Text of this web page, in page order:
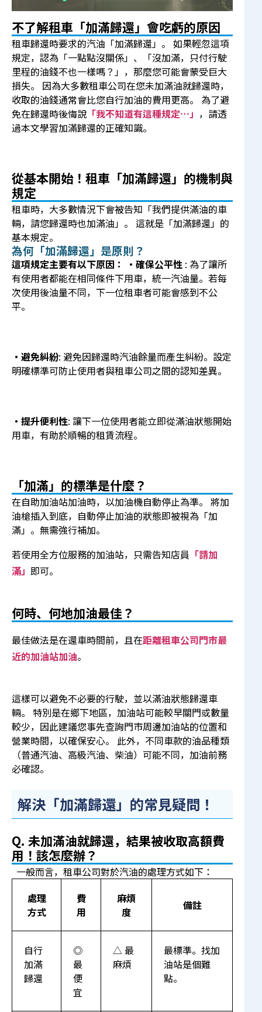
不了解租車「加滿歸還」會吃虧的原因
租車歸還時要求的汽油「加滿歸還」。 如果輕忽這項
規定，認為「一點點沒關係」、「沒加滿，只付行駛
里程的油錢不也一樣嗎？」，那麼您可能會蒙受巨大
損失。 因為大多數租車公司在您未加滿油就歸還時，
收取的油錢通常會比您自行加油的費用更高。 為了避
免在歸還時後悔說 「我不知道有這種規定…」 ，請透
過本文學習加滿歸還的正確知識。
從基本開始！租車「加滿歸還」的機制與
規定
租車時，大多數情況下會被告知「我們提供滿油的車
輛，請您歸還時也加滿油」。 這就是「加滿歸還」的
基本規定。
為何「加滿歸還」是原則？
這項規定主要有以下原因： ・確保公平性 : 為了讓所
有使用者都能在相同條件下用車，統一汽油量。若每
次使用後油量不同，下一位租車者可能會感到不公
平。
・避免糾紛: 避免因歸還時汽油餘量而產生糾紛。設定
明確標準可防止使用者與租車公司之間的認知差異。
・提升便利性: 讓下一位使用者能立即從滿油狀態開始
用車，有助於順暢的租賃流程。
「加滿」的標準是什麼？
在自助加油站加油時，以加油機自動停止為準。 將加
油槍插入到底，自動停止加油的狀態即被視為「加
滿」。無需強行補加。
若使用全方位服務的加油站，只需告知店員 「請加
滿」 即可。
何時、何地加油最佳？
最佳做法是在還車時間前，且在距離租車公司門市最
近的加油站加油。
這樣可以避免不必要的行駛，並以滿油狀態歸還車
輛。 特別是在鄉下地區，加油站可能較早關門或數量
較少，因此建議您事先查詢門市周邊加油站的位置和
營業時間，以確保安心。 此外，不同車款的油品種類
（普通汽油、高級汽油、柴油）可能不同，加油前務
必確認。
解決「加滿歸還」的常見疑問！
Q. 未加滿油就歸還，結果被收取高額費
用！該怎麼辦？
一般而言，租車公司對於汽油的處理方式如下：
處理
方式
費
用
麻煩
度
備註
自行
加滿
歸還
◎
最
便
宜
△ 最
麻煩
最標準。找加
油站是個難
點。